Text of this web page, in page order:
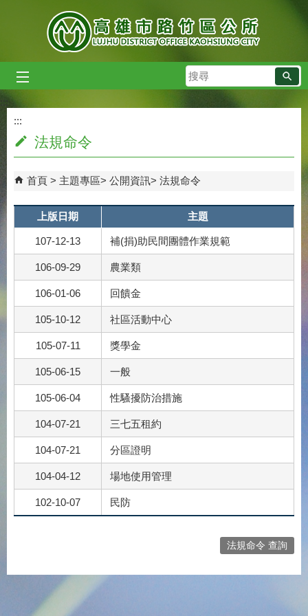
跳到主要內容區塊
搜
尋
:::
法規命令
首頁 主題專區 公開資訊 法規命令
上版日期 主題
107-12-13 補(捐)助民間團體作業規範
106-09-29 農業類
106-01-06 回饋金
105-10-12 社區活動中心
105-07-11 獎學金
105-06-15 一般
105-06-04 性騷擾防治措施
104-07-21 三七五租約
104-07-21 分區證明
104-04-12 場地使用管理
102-10-07 民防
法規命令 查詢